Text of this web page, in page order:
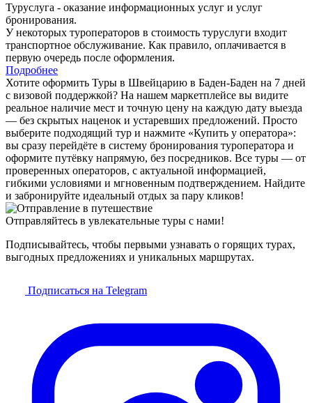
Туруслуга - оказание информационных услуг и услуг
бронирования.
У некоторых туроператоров в стоимость туруслуги входит
транспортное обслуживание. Как правило, оплачивается в
первую очередь после оформления.
Подробнее
Хотите оформить Туры в Швейцарию в Баден-Баден на 7 дней
с визовой поддержкой? На нашем маркетплейсе вы видите
реальное наличие мест и точную цену на каждую дату выезда
— без скрытых наценок и устаревших предложений. Просто
выберите подходящий тур и нажмите «Купить у оператора»:
вы сразу перейдёте в систему бронирования туроператора и
оформите путёвку напрямую, без посредников. Все туры — от
проверенных операторов, с актуальной информацией,
гибкими условиями и мгновенным подтверждением. Найдите
и забронируйте идеальный отдых за пару кликов!
Отправляйтесь в увлекательные туры с нами!
Подписывайтесь, чтобы первыми узнавать о горящих турах,
выгодных предложениях и уникальных маршрутах.
Подписаться на Telegram